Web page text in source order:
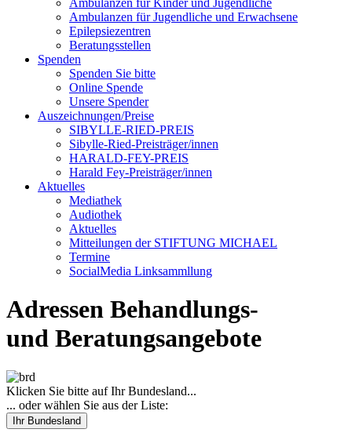
Ambulanzen für Kinder und Jugendliche
Ambulanzen für Jugendliche und Erwachsene
Epilepsiezentren
Beratungsstellen
Spenden
Spenden Sie bitte
Online Spende
Unsere Spender
Auszeichnungen/Preise
SIBYLLE-RIED-PREIS
Sibylle-Ried-Preisträger/innen
HARALD-FEY-PREIS
Harald Fey-Preisträger/innen
Aktuelles
Mediathek
Audiothek
Aktuelles
Mitteilungen der STIFTUNG MICHAEL
Termine
SocialMedia Linksammllung
Adressen Behandlungs-
und Beratungsangebote
Klicken Sie bitte auf Ihr Bundesland...
... oder wählen Sie aus der Liste:
Ihr Bundesland